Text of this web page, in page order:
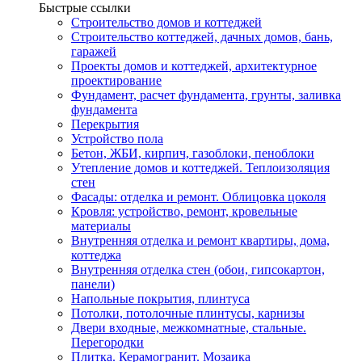
Быстрые ссылки
Строительство домов и коттеджей
Строительство коттеджей, дачных домов, бань,
гаражей
Проекты домов и коттеджей, архитектурное
проектирование
Фундамент, расчет фундамента, грунты, заливка
фундамента
Перекрытия
Устройство пола
Бетон, ЖБИ, кирпич, газоблоки, пеноблоки
Утепление домов и коттеджей. Теплоизоляция
стен
Фасады: отделка и ремонт. Облицовка цоколя
Кровля: устройство, ремонт, кровельные
материалы
Внутренняя отделка и ремонт квартиры, дома,
коттеджа
Внутренняя отделка стен (обои, гипсокартон,
панели)
Напольные покрытия, плинтуса
Потолки, потолочные плинтусы, карнизы
Двери входные, межкомнатные, стальные.
Перегородки
Плитка. Керамогранит. Мозаика